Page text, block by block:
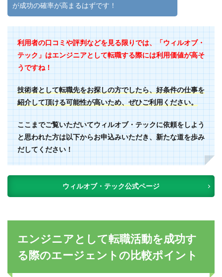
が成功の確率が高まるはずです！
利用者の口コミや評判などを見る限りでは、「ウィルオブ・
テック」はエンジニアとして転職する際には利用価値が高そ
うですね！
技術者として転職先をお探しの方でしたら、好条件の仕事を
紹介して頂ける可能性が高いため、ぜひご利用ください。
ここまでご覧いただいてウィルオブ・テックに依頼をしよう
と思われた方は以下からお申込みいただき、新たな道を歩み
だしてください！
ウィルオブ・テック公式ページ
エンジニアとして転職活動を成功す
る際のエージェントの比較ポイント